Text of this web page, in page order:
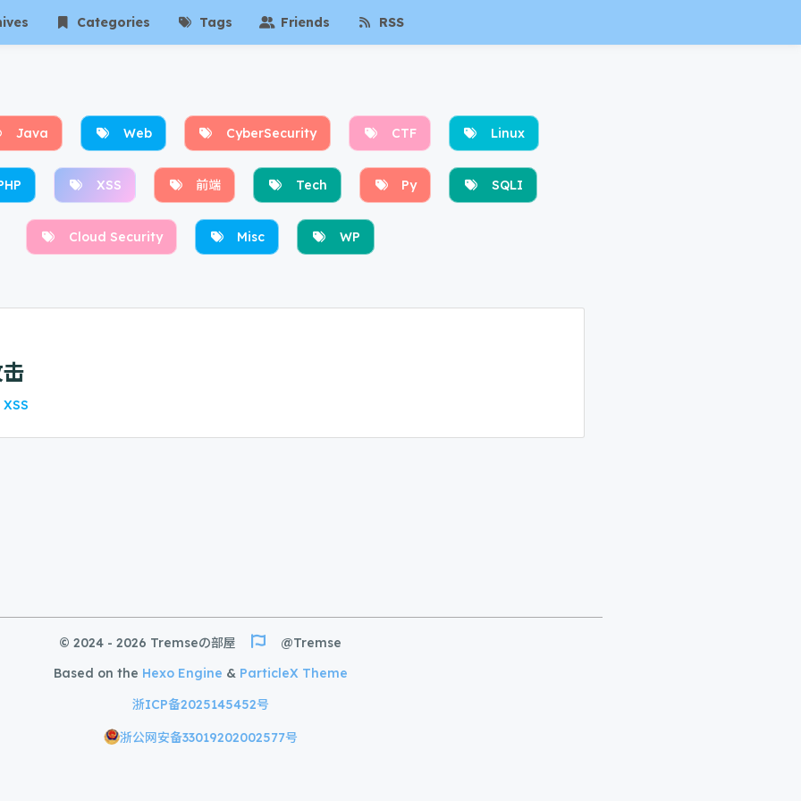
Categories Tags Friends RSS
Java Web CyberSecurity CTF Linux
XSS 前端 Tech Py SQLI
Cloud Security Misc WP
XSS
© 2024 - 2026 Tremseの部屋
@Tremse
Based on the Hexo Engine & ParticleX Theme
浙ICP备2025145452号
浙公网安备33019202002577号